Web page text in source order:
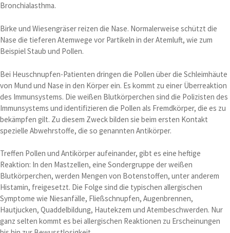
Bronchialasthma.
Birke und Wiesengräser reizen die Nase. Normalerweise schützt die
Nase die tieferen Atemwege vor Partikeln in der Atemluft, wie zum
Beispiel Staub und Pollen.
Bei Heuschnupfen-Patienten dringen die Pollen über die Schleimhäute
von Mund und Nase in den Körper ein. Es kommt zu einer Überreaktion
des Immunsystems. Die weißen Blutkörperchen sind die Polizisten des
Immunsystems und identifizieren die Pollen als Fremdkörper, die es zu
bekämpfen gilt. Zu diesem Zweck bilden sie beim ersten Kontakt
spezielle Abwehrstoffe, die so genannten Antikörper.
Treffen Pollen und Antikörper aufeinander, gibt es eine heftige
Reaktion: In den Mastzellen, eine Sondergruppe der weißen
Blutkörperchen, werden Mengen von Botenstoffen, unter anderem
Histamin, freigesetzt. Die Folge sind die typischen allergischen
Symptome wie Niesanfälle, Fließschnupfen, Augenbrennen,
Hautjucken, Quaddelbildung, Hautekzem und Atembeschwerden. Nur
ganz selten kommt es bei allergischen Reaktionen zu Erscheinungen